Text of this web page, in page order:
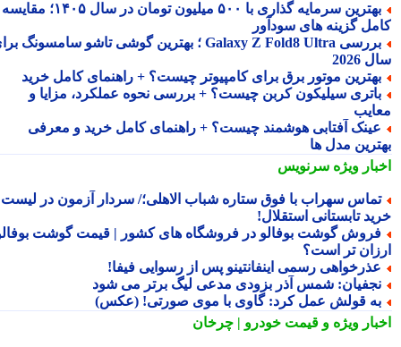
بهترین سرمایه گذاری با ۵۰۰ میلیون تومان در سال ۱۴۰۵؛ مقایسه
گزینه های سودآور
بررسی Galaxy Z Fold8 Ultra ؛ بهترین گوشی تاشو سامسونگ برای
2026
موتور برق برای کامپیوتر چیست؟ + راهنمای کامل خرید
سیلیکون کربن چیست؟ + بررسی نحوه عملکرد، مزایا و
آفتابی هوشمند چیست؟ + راهنمای کامل خرید و معرفی
مدل ها
ویژهسرنویس
سهراب با فوق ستاره شباب الاهلی؛/ سردار آزمون در لیست
تابستانی استقلال!
گوشت بوفالو در فروشگاه های کشور | قیمت گوشت بوفالو
تر است؟
رسمی اینفانتینو پس از رسوایی فیفا!
شمس آذر بزودی مدعی لیگ برتر می شود
قولش عمل کرد: گاوی با موی صورتی! (عکس)
ویژهو قیمت خودرو | چرخان